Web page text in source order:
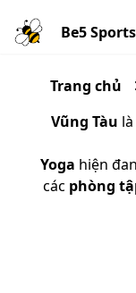
Be5 Sports
Trang chủ
Vũng Tàu
Yoga hiện
các phòng